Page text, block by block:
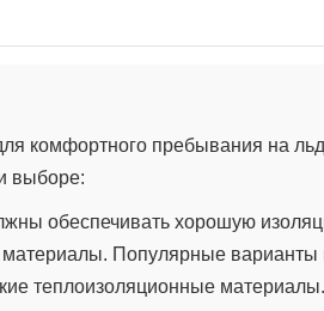
комфортного пребывания на
выборе:
обеспечивать хорошую
Популярные
теплоизоляционные материалы.